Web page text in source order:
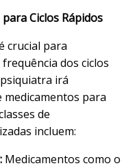
Ciclos Rápidos
crucial para
dos ciclos
irá
medicamentos para
de
incluem:
Medicamentos como o